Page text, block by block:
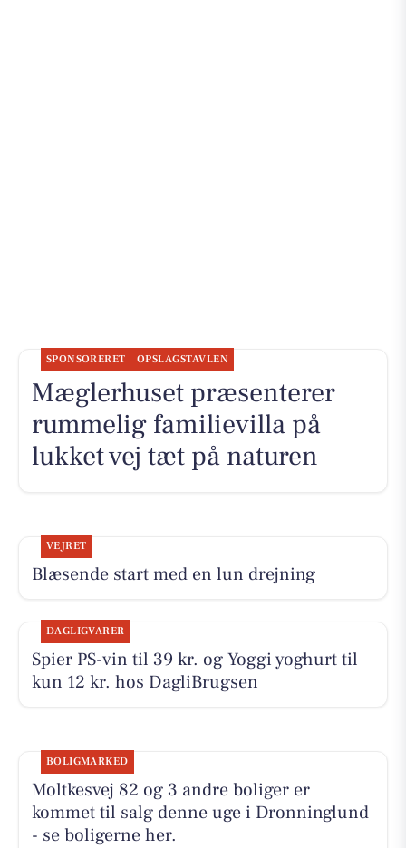
SPONSORERET OPSLAGSTAVLEN
Mæglerhuset præsenterer
rummelig familievilla på
lukket vej tæt på naturen
VEJRET
Blæsende start med en lun drejning
DAGLIGVARER
Spier PS-vin til 39 kr. og Yoggi yoghurt til
kun 12 kr. hos DagliBrugsen
BOLIGMARKED
Moltkesvej 82 og 3 andre boliger er
kommet til salg denne uge i Dronninglund
- se boligerne her.